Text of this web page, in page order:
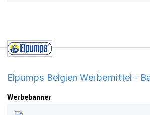
Elpumps Belgien Werbemittel -
Werbebanner